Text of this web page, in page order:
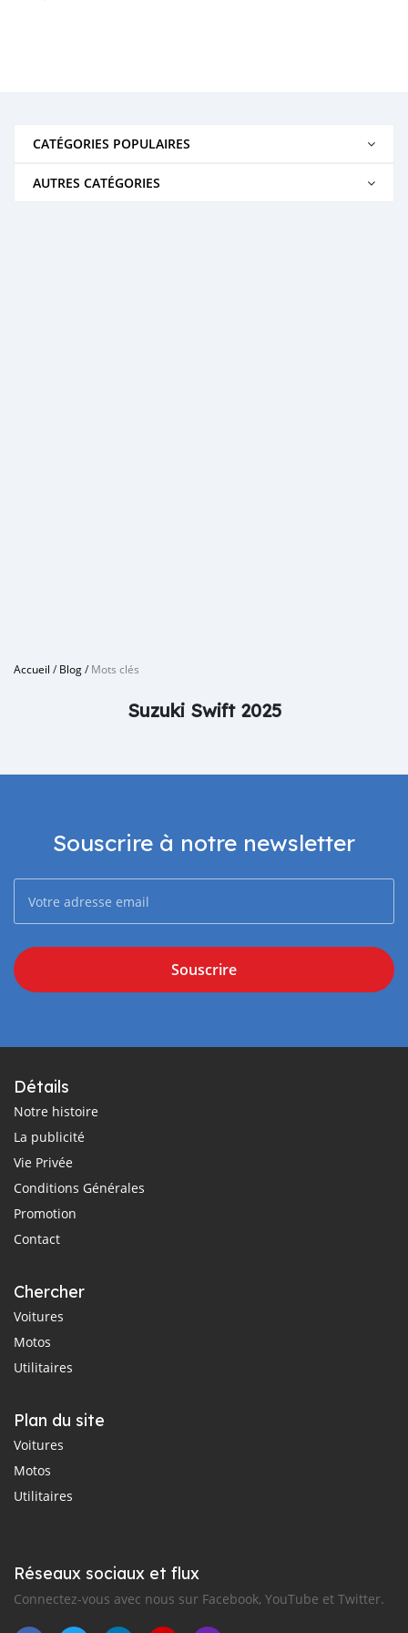
CATÉGORIES POPULAIRES
AUTRES CATÉGORIES
Accueil /Blog/Mots clés
Suzuki Swift 2025
Souscrire à notre newsletter
Souscrire
Détails
Notre histoire
La publicité
Vie Privée
Conditions Générales
Promotion
Contact
Chercher
Voitures
Motos
Utilitaires
Plan du site
Voitures
Motos
Utilitaires
Réseaux sociaux et flux
Connectez-vous avec nous sur Facebook, YouTube et Twitter.